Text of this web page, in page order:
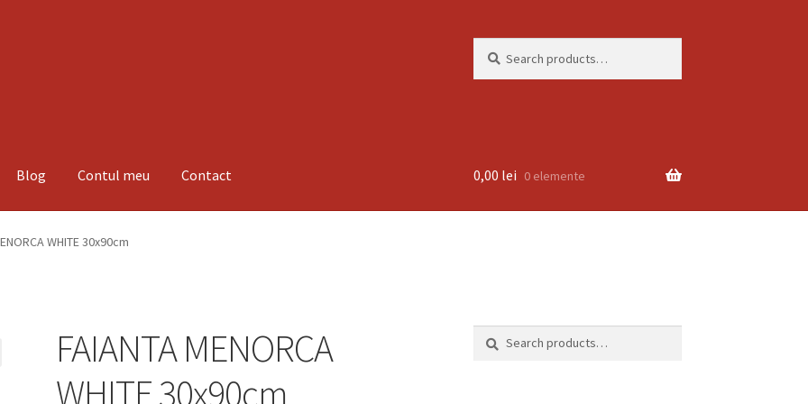
for:
Blog Contul meu Contact
noi Informatii
0,00 lei 0 elemente
WHITE 30x90cm
FAIANTA MENORCA
WHITE 30x90cm
Search
Search